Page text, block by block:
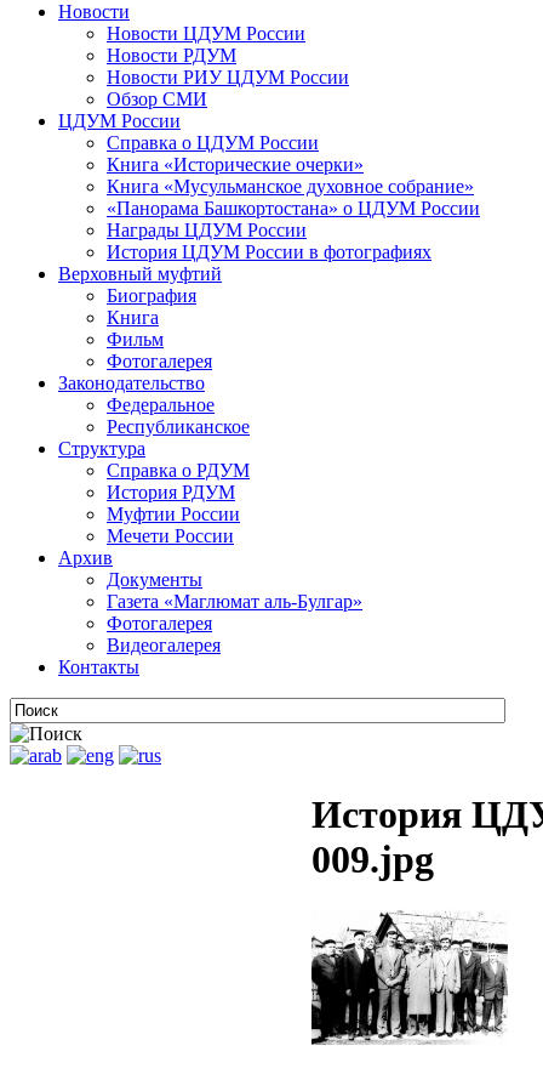
Новости
Новости ЦДУМ России
Новости РДУМ
Новости РИУ ЦДУМ России
Обзор СМИ
ЦДУМ России
Справка о ЦДУМ России
Книга «Исторические очерки»
Книга «Мусульманское духовное собрание»
«Панорама Башкортостана» о ЦДУМ России
Награды ЦДУМ России
История ЦДУМ России в фотографиях
Верховный муфтий
Биография
Книга
Фильм
Фотогалерея
Законодательство
Федеральное
Республиканское
Структура
Справка о РДУМ
История РДУМ
Муфтии России
Мечети России
Архив
Документы
Газета «Маглюмат аль-Булгар»
Фотогалерея
Видеогалерея
Контакты
История
009.jpg